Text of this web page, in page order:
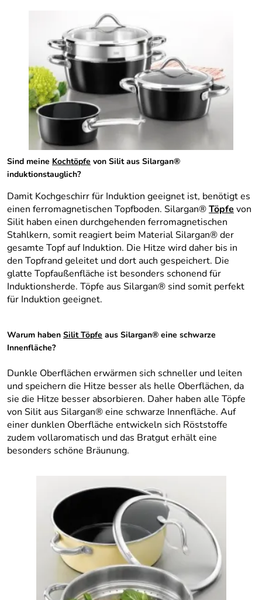
Sind meine Kochtöpfe von Silit aus Silargan®
induktionstauglich?
Damit Kochgeschirr für Induktion geeignet ist, benötigt es
einen ferromagnetischen Topfboden. Silargan®Töpfe von
Silit haben einen durchgehenden ferromagnetischen
Stahlkern, somit reagiert beim Material Silargan® der
gesamte Topf auf Induktion. Die Hitze wird daher bis in
den Topfrand geleitet und dort auch gespeichert. Die
glatte Topfaußenfläche ist besonders schonend für
Induktionsherde. Töpfe aus Silargan® sind somit perfekt
für Induktion geeignet.
Warum haben Silit Töpfe aus Silargan® eine schwarze
Innenfläche?
Dunkle Oberflächen erwärmen sich schneller und leiten
und speichern die Hitze besser als helle Oberflächen, da
sie die Hitze besser absorbieren. Daher haben alle Töpfe
von Silit aus Silargan® eine schwarze Innenfläche. Auf
einer dunklen Oberfläche entwickeln sich Röststoffe
zudem vollaromatisch und das Bratgut erhält eine
besonders schöne Bräunung.